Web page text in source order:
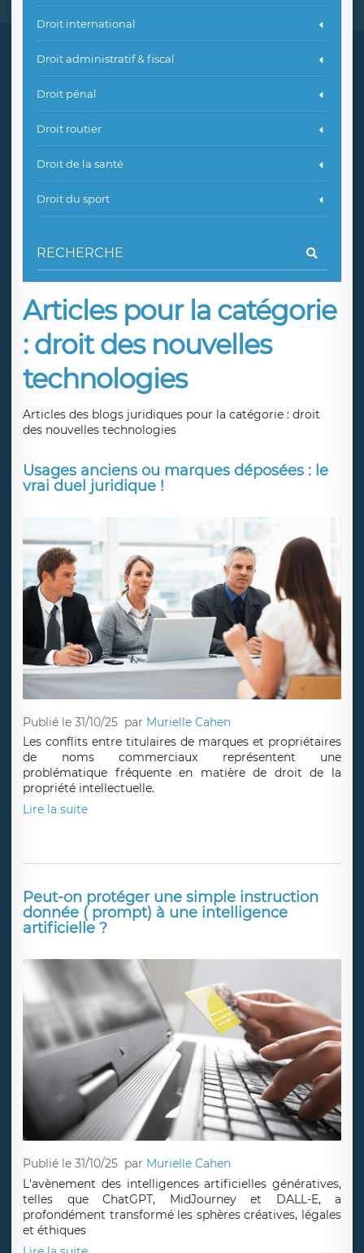
Articles pour la catégorie
: droit des nouvelles
technologies
Articles des blogs juridiques pour la catégorie : droit
des nouvelles technologies
Usages anciens ou marques déposées : le
vrai duel juridique !
Publié le 31/10/25 par Murielle Cahen
Les conflits entre titulaires de marques et propriétaires
de noms commerciaux représentent une
problématique fréquente en matière de droit de la
propriété intellectuelle.
Lire la suite
Peut-on protéger une simple instruction
donnée ( prompt) à une intelligence
artificielle ?
Publié le 31/10/25 par Murielle Cahen
L'avènement des intelligences artificielles génératives,
telles que ChatGPT, MidJourney et DALL-E, a
profondément transformé les sphères créatives, légales
et éthiques
Droit international
Droit administratif & fiscal
Droit pénal
Droit routier
Droit de la santé
Droit du sport